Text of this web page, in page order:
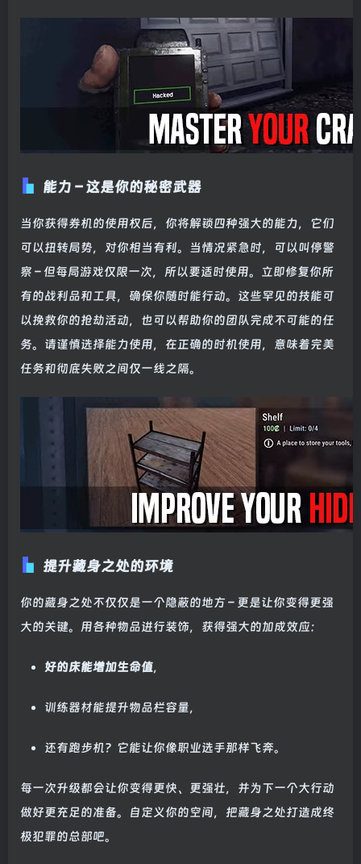
能力 – 这是你的秘密武器
当你获得券机的使用权后，你将解锁四种强大的能力，它们
可以扭转局势，对你相当有利。当情况紧急时，可以叫停警
察 – 但每局游戏仅限一次，所以要适时使用。立即修复你所
有的战利品和工具，确保你随时能行动。这些罕见的技能可
以挽救你的抢劫活动，也可以帮助你的团队完成不可能的任
务。请谨慎选择能力使用，在正确的时机使用，意味着完美
任务和彻底失败之间仅一线之隔。
提升藏身之处的环境
你的藏身之处不仅仅是一个隐蔽的地方 – 更是让你变得更强
大的关键。用各种物品进行装饰，获得强大的加成效应：
好的床能增加生命值，
训练器材能提升物品栏容量，
还有跑步机？它能让你像职业选手那样飞奔。
每一次升级都会让你变得更快、更强壮，并为下一个大行动
做好更充足的准备。自定义你的空间，把藏身之处打造成终
极犯罪的总部吧。